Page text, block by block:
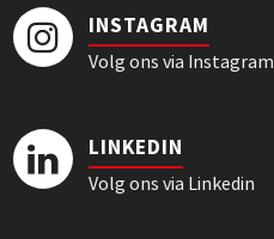
INSTAGRAM
Volg ons via Instagram
LINKEDIN
Volg ons via Linkedin